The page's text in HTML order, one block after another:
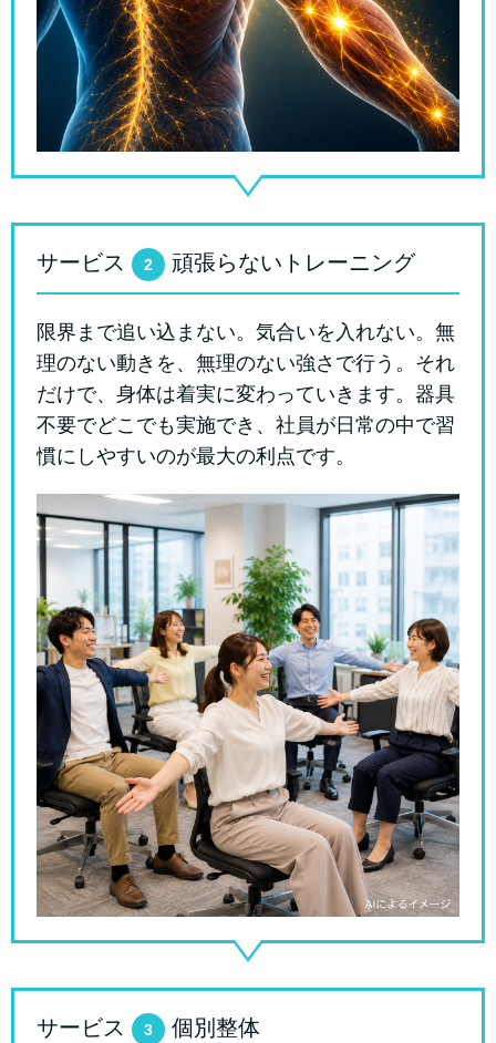
サービス 2 頑張らないトレーニング
限界まで追い込まない。気合いを入れない。無
理のない動きを、無理のない強さで行う。それ
だけで、身体は着実に変わっていきます。器具
不要でどこでも実施でき、社員が日常の中で習
慣にしやすいのが最大の利点です。
サービス 3 個別整体